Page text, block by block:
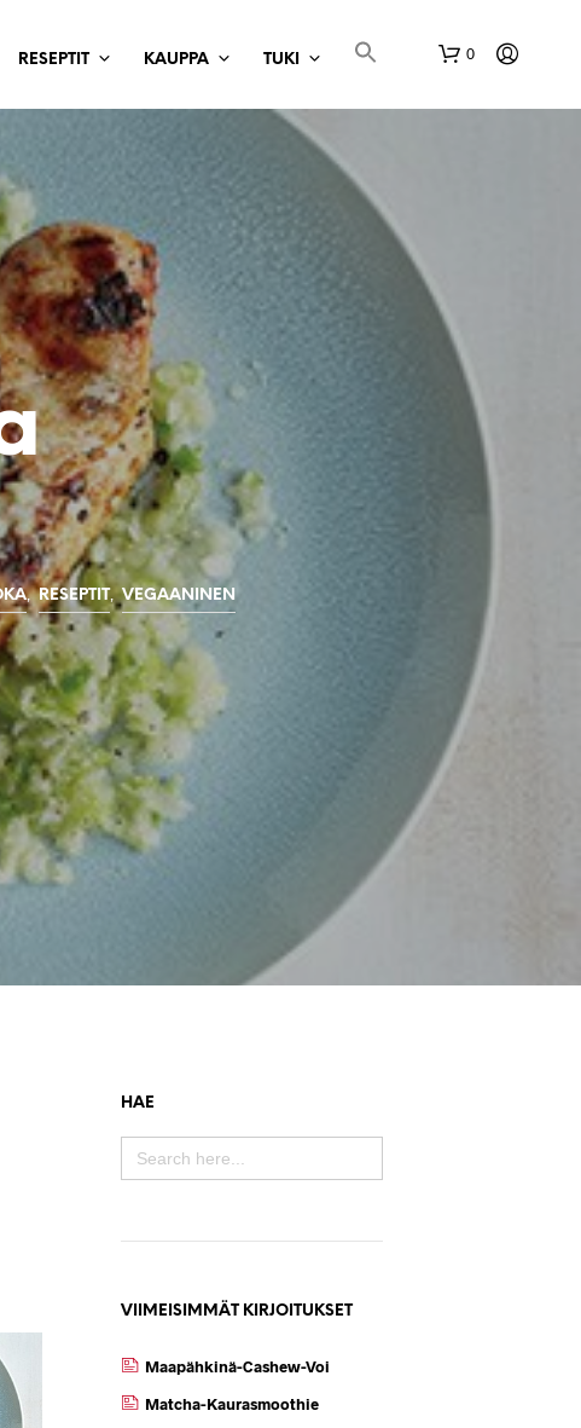
RESEPTIT KAUPPA TUKI 0
, RESEPTIT, VEGAANINEN
HAE
SEARCH
FOR:
VIIMEISIMMÄT KIRJOITUKSET
Maapähkinä-Cashew-Voi
Matcha-Kaurasmoothie